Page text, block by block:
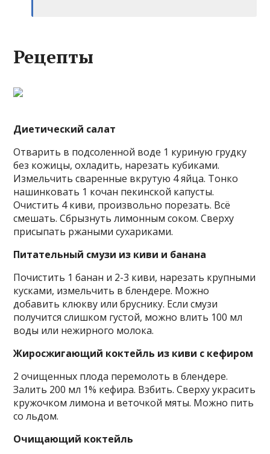
Рецепты
Диетический салат
Отварить в подсоленной воде 1 куриную грудку
без кожицы, охладить, нарезать кубиками.
Измельчить сваренные вкрутую 4 яйца. Тонко
нашинковать 1 кочан пекинской капусты.
Очистить 4 киви, произвольно порезать. Всё
смешать. Сбрызнуть лимонным соком. Сверху
присыпать ржаными сухариками.
Питательный смузи из киви и банана
Почистить 1 банан и 2-3 киви, нарезать крупными
кусками, измельчить в блендере. Можно
добавить клюкву или бруснику. Если смузи
получится слишком густой, можно влить 100 мл
воды или нежирного молока.
Жиросжигающий коктейль из киви с кефиром
2 очищенных плода перемолоть в блендере.
Залить 200 мл 1% кефира. Взбить. Сверху украсить
кружочком лимона и веточкой мяты. Можно пить
со льдом.
Очищающий коктейль